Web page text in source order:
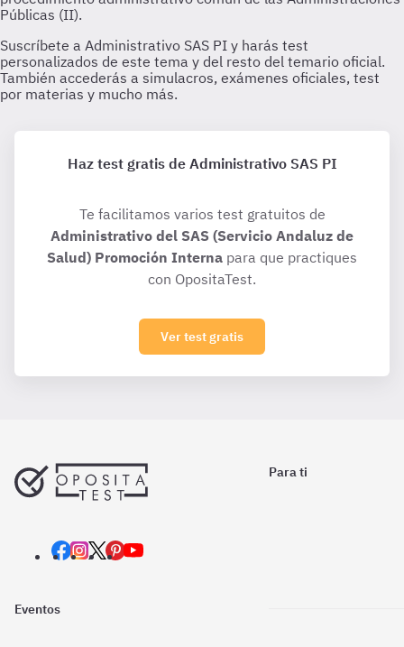
Haz test gratis de Administrativo SAS PI
Te facilitamos varios test gratuitos de
Administrativo del SAS (Servicio Andaluz de
Salud) Promoción Interna para que practiques
con OpositaTest.
Ver test gratis
Para ti
Eventos